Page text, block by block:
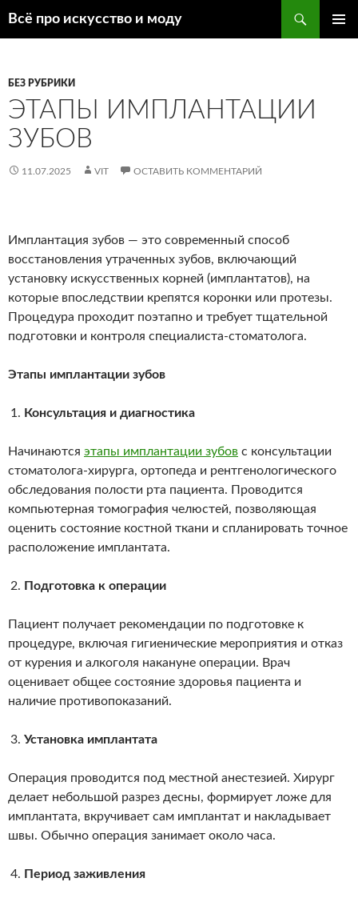
Всё про искусство и моду
БЕЗ РУБРИКИ
ЭТАПЫ ИМПЛАНТАЦИИ
ЗУБОВ
11.07.2025 VIT ОСТАВИТЬ КОММЕНТАРИЙ
Имплантация зубов — это современный способ
восстановления утраченных зубов, включающий
установку искусственных корней (имплантатов), на
которые впоследствии крепятся коронки или протезы.
Процедура проходит поэтапно и требует тщательной
подготовки и контроля специалиста-стоматолога.
Этапы имплантации зубов
Консультация и диагностика
Начинаются этапы имплантации зубов с консультации
стоматолога-хирурга, ортопеда и рентгенологического
обследования полости рта пациента. Проводится
компьютерная томография челюстей, позволяющая
оценить состояние костной ткани и спланировать точное
расположение имплантата.
Подготовка к операции
Пациент получает рекомендации по подготовке к
процедуре, включая гигиенические мероприятия и отказ
от курения и алкоголя накануне операции. Врач
оценивает общее состояние здоровья пациента и
наличие противопоказаний.
Установка имплантата
Операция проводится под местной анестезией. Хирург
делает небольшой разрез десны, формирует ложе для
имплантата, вкручивает сам имплантат и накладывает
швы. Обычно операция занимает около часа.
Период заживления